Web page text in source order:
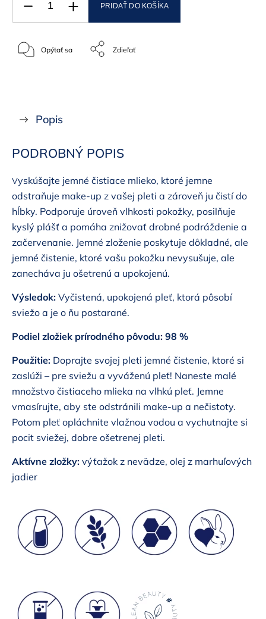
PRIDAŤ DO KOŠÍKA
Opýtať sa Zdieľať
Popis
PODROBNÝ POPIS
Vyskúšajte jemné čistiace mlieko, ktoré jemne
odstraňuje make-up z vašej pleti a zároveň ju čistí do
hĺbky. Podporuje úroveň vlhkosti pokožky, posilňuje
kyslý plášť a pomáha znižovať drobné podráždenie a
začervenanie. Jemné zloženie poskytuje dôkladné, ale
jemné čistenie, ktoré vašu pokožku nevysušuje, ale
zanecháva ju ošetrenú a upokojenú.
Výsledok: Vyčistená, upokojená pleť, ktorá pôsobí
sviežo a je o ňu postarané.
Podiel zložiek prírodného pôvodu: 98 %
Použitie: Doprajte svojej pleti jemné čistenie, ktoré si
zaslúži – pre sviežu a vyváženú pleť! Naneste malé
množstvo čistiaceho mlieka na vlhkú pleť. Jemne
vmasírujte, aby ste odstránili make-up a nečistoty.
Potom pleť opláchnite vlažnou vodou a vychutnajte si
pocit sviežej, dobre ošetrenej pleti.
Aktívne zložky: výťažok z nevädze, olej z marhuľových
jadier